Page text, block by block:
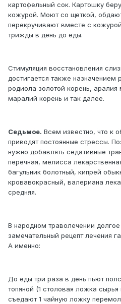
картофельный сок. Картошку
кожурой. Моют со щеткой,
перекручивают вместе с
трижды в день до еды.
Стимуляция восстановления
достигается также назначением
родиола золотой корень,
маралий корень и так далее.
Седьмое. Всем известно, что к
приводят постоянные стрессы.
нужно добавлять седативные
перечная, мелисса
багульник болотный, кипрей
кровавокрасный, валериана
средняя.
В народном траволечении
замечательный рецепт лечения
А именно:
До еды три раза в день пьют
топяной (1 столовая ложка
съедают 1 чайную ложку